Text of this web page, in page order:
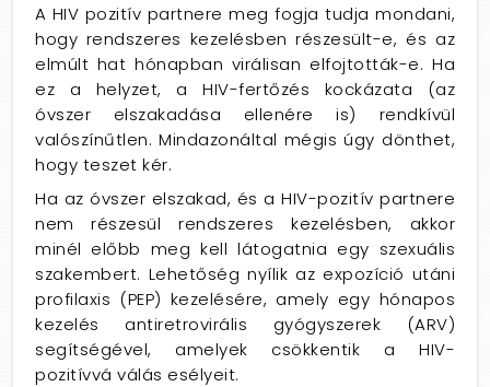
A HIV pozitív partnere meg fogja tudja mondani,
hogy rendszeres kezelésben részesült-e, és az
elmúlt hat hónapban virálisan elfojtották-e. Ha
ez a helyzet, a HIV-fertőzés kockázata (az
óvszer elszakadása ellenére is) rendkívül
valószínűtlen. Mindazonáltal mégis úgy dönthet,
hogy teszet kér.
Ha az óvszer elszakad, és a HIV-pozitív partnere
nem részesül rendszeres kezelésben, akkor
minél előbb meg kell látogatnia egy szexuális
szakembert. Lehetőség nyílik az expozíció utáni
profilaxis (PEP) kezelésére, amely egy hónapos
kezelés antiretrovirális gyógyszerek (ARV)
segítségével, amelyek csökkentik a HIV-
pozitívvá válás esélyeit.